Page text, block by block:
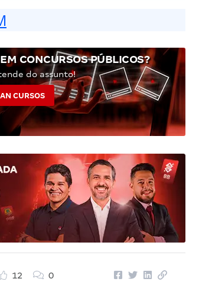
CONCURSOS PÚBLICOS?
do assunto!
CURSOS
12 0